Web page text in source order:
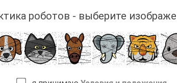
роботов - выберите